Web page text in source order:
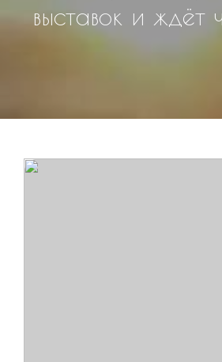
выставок и ждёт